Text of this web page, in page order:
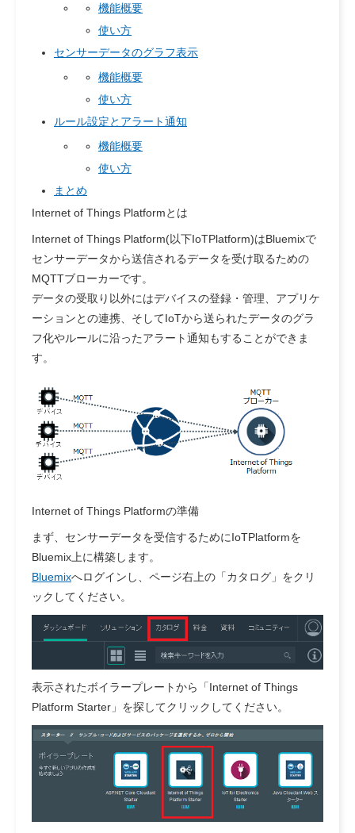
機能概要
使い方
センサーデータのグラフ表示
機能概要
使い方
ルール設定とアラート通知
機能概要
使い方
まとめ
Internet of Things Platformとは
Internet of Things Platform(以下IoTPlatform)はBluemixで
センサーデータから送信されるデータを受け取るための
MQTTブローカーです。
データの受取り以外にはデバイスの登録・管理、アプリケ
ーションとの連携、そしてIoTから送られたデータのグラ
フ化やルールに沿ったアラート通知もすることができま
す。
Internet of Things Platformの準備
まず、センサーデータを受信するためにIoTPlatformを
Bluemix上に構築します。
Bluemixへログインし、ページ右上の「カタログ」をクリ
ックしてください。
表示されたボイラープレートから「Internet of Things
Platform Starter」を探してクリックしてください。